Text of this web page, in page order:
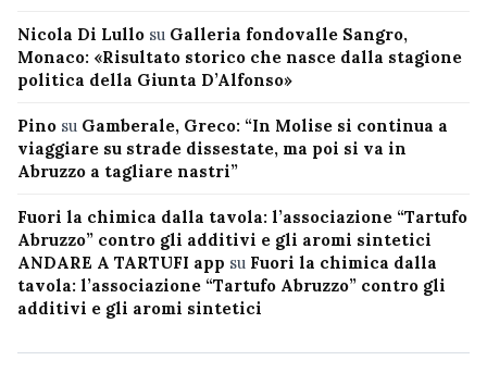
Nicola Di Lullo su Galleria fondovalle Sangro,
Monaco: «Risultato storico che nasce dalla stagione
politica della Giunta D’Alfonso»
Pino su Gamberale, Greco: “In Molise si continua a
viaggiare su strade dissestate, ma poi si va in
Abruzzo a tagliare nastri”
Fuori la chimica dalla tavola: l’associazione “Tartufo
Abruzzo” contro gli additivi e gli aromi sintetici
ANDARE A TARTUFI app su Fuori la chimica dalla
tavola: l’associazione “Tartufo Abruzzo” contro gli
additivi e gli aromi sintetici